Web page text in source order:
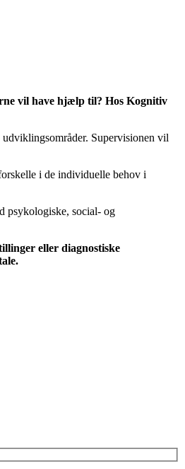
vil have hjælp til? Hos Kognitiv
Supervisionen vil
i de individuelle behov i
psykologiske, social- og
eller diagnostiske